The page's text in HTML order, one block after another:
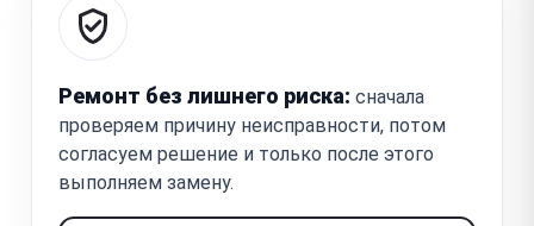
Ремонт без лишнего риска: сначала
проверяем причину неисправности, потом
согласуем решение и только после этого
выполняем замену.